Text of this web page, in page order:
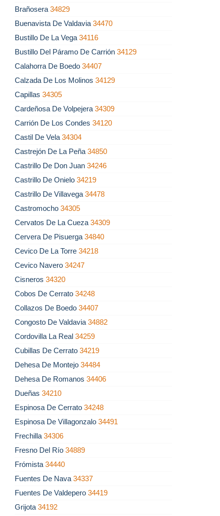
Brañosera 34829
Buenavista De Valdavia 34470
Bustillo De La Vega 34116
Bustillo Del Páramo De Carrión 34129
Calahorra De Boedo 34407
Calzada De Los Molinos 34129
Capillas 34305
Cardeñosa De Volpejera 34309
Carrión De Los Condes 34120
Castil De Vela 34304
Castrejón De La Peña 34850
Castrillo De Don Juan 34246
Castrillo De Onielo 34219
Castrillo De Villavega 34478
Castromocho 34305
Cervatos De La Cueza 34309
Cervera De Pisuerga 34840
Cevico De La Torre 34218
Cevico Navero 34247
Cisneros 34320
Cobos De Cerrato 34248
Collazos De Boedo 34407
Congosto De Valdavia 34882
Cordovilla La Real 34259
Cubillas De Cerrato 34219
Dehesa De Montejo 34484
Dehesa De Romanos 34406
Dueñas 34210
Espinosa De Cerrato 34248
Espinosa De Villagonzalo 34491
Frechilla 34306
Fresno Del Río 34889
Frómista 34440
Fuentes De Nava 34337
Fuentes De Valdepero 34419
Grijota 34192